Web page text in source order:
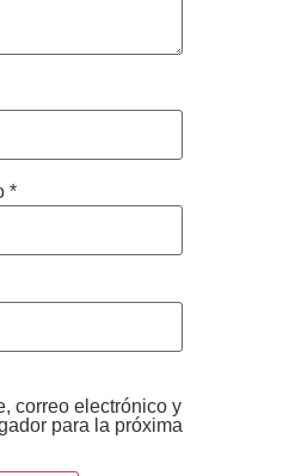
*
correo electrónico y
para la próxima